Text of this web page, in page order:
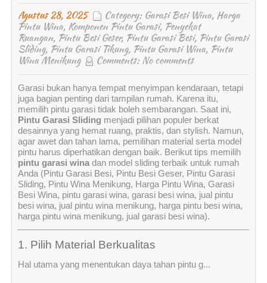
Agustus 28, 2025 Category: Garasi Besi Wina, Harga
Pintu Wina, Komponen Pintu Garasi, Penyekat
Ruangan, Pintu Besi Geser, Pintu Garasi Besi, Pintu Garasi
Sliding, Pintu Garasi Tikung, Pintu Garasi Wina, Pintu
Wina Menikung
Comments: No comments
Garasi bukan hanya tempat menyimpan kendaraan, tetapi
juga bagian penting dari tampilan rumah. Karena itu,
memilih pintu garasi tidak boleh sembarangan. Saat ini,
Pintu Garasi Sliding menjadi pilihan populer berkat
desainnya yang hemat ruang, praktis, dan stylish. Namun,
agar awet dan tahan lama, pemilihan material serta model
pintu harus diperhatikan dengan baik. Berikut tips memilih
pintu garasi winadan model sliding terbaik untuk rumah
Anda (Pintu Garasi Besi, Pintu Besi Geser, Pintu Garasi
Sliding, Pintu Wina Menikung, Harga Pintu Wina, Garasi
Besi Wina, pintu garasi wina, garasi besi wina, jual pintu
besi wina, jual pintu wina menikung, harga pintu besi wina,
harga pintu wina menikung, jual garasi besi wina).
1. Pilih Material Berkualitas
Hal utama yang menentukan daya tahan pintu g...